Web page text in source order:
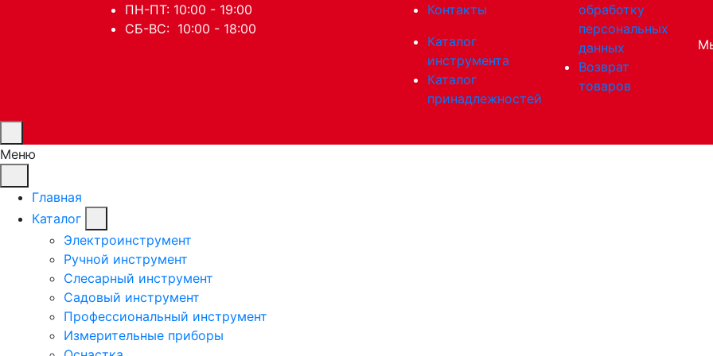
ПН-ПТ: 10:00 - 19:00
СБ-ВС: 10:00 - 18:00
Контакты
Каталог
инструмента
Каталог
принадлежностей
обработку
персональных
данных
Возврат
товаров
Меню
Главная
Каталог
Электроинструмент
Ручной инструмент
Слесарный инструмент
Садовый инструмент
Профессиональный инструмент
Измерительные приборы